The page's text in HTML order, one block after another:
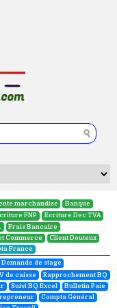
marchandise
Banque
FNP
Ecriture Dec TVA
Frais Bancaire
Commerce
Client Douteux
France
Demande de stage
de caisse
Rapprochement BQ
Suivi BQ Excel
Bulletin Paie
Compta Général